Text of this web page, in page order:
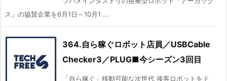
ス」の協賛企業を6月1日～10月1 ...
364.自ら稼ぐロボット店員／USBCable
Checker3／PLUG■今シーズン3回目
「自ら稼ぐ」移動可能な次世代 接客ロボットをド